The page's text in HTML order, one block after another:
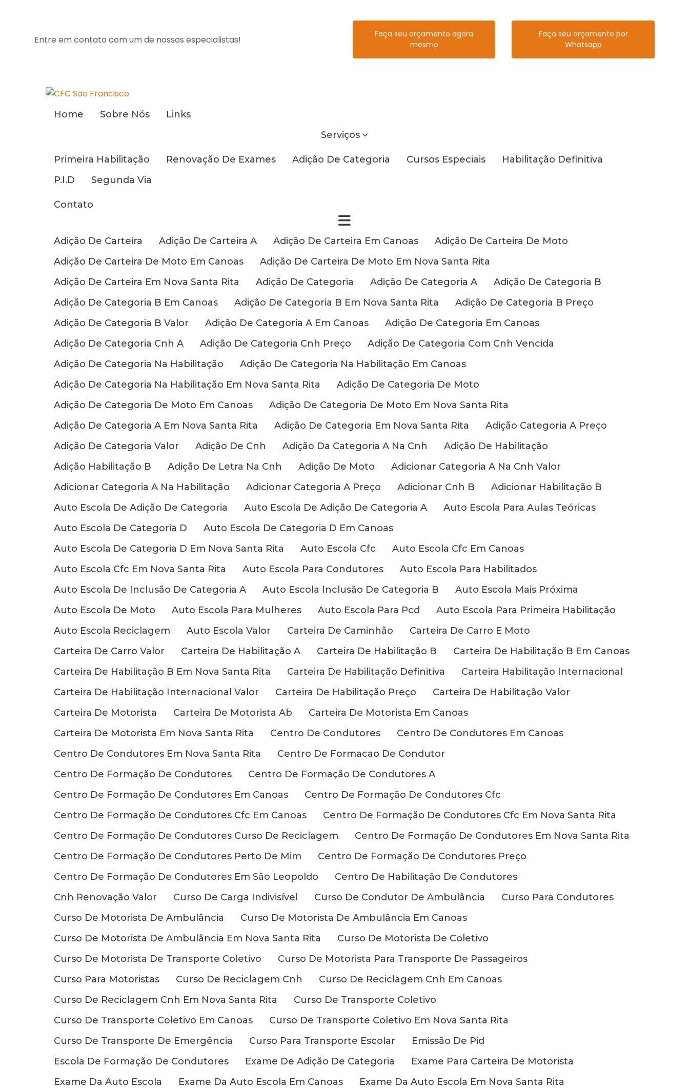
Entre em contato com um de nossos especialistas!
Faça seu orçamento agora
mesmo
Faça seu orçamento por
Whatsapp
Home Sobre Nós
Links
Serviços
Primeira Habilitação Renovação De Exames Adição De Categoria Cursos Especiais
Habilitação Definitiva
P.I.D
Segunda Via
Contato
Adição De Carteira Adição De Carteira A Adição De Carteira Em Canoas
Adição De Carteira De Moto
Adição De Carteira De Moto Em Canoas
Adição De Carteira De Moto Em Nova Santa Rita
Adição De Carteira Em Nova Santa Rita
Adição De Categoria Adição De Categoria A
Adição De Categoria B
Adição De Categoria B Em Canoas
Adição De Categoria B Em Nova Santa Rita
Adição De Categoria B Preço
Adição De Categoria B Valor
Adição De Categoria A Em Canoas
Adição De Categoria Em Canoas
Adição De Categoria Cnh A
Adição De Categoria Cnh Preço
Adição De Categoria Com Cnh Vencida
Adição De Categoria Na Habilitação
Adição De Categoria Na Habilitação Em Canoas
Adição De Categoria Na Habilitação Em Nova Santa Rita
Adição De Categoria De Moto
Adição De Categoria De Moto Em Canoas
Adição De Categoria De Moto Em Nova Santa Rita
Adição De Categoria A Em Nova Santa Rita
Adição De Categoria Em Nova Santa Rita
Adição Categoria A Preço
Adição De Categoria Valor
Adição De Cnh Adição Da Categoria A Na Cnh
Adição De Habilitação
Adição Habilitação B
Adição De Letra Na Cnh Adição De Moto
Adicionar Categoria A Na Cnh Valor
Adicionar Categoria A Na Habilitação
Adicionar Categoria A Preço Adicionar Cnh B
Adicionar Habilitação B
Auto Escola De Adição De Categoria
Auto Escola De Adição De Categoria A
Auto Escola Para Aulas Teóricas
Auto Escola De Categoria D
Auto Escola De Categoria D Em Canoas
Auto Escola De Categoria D Em Nova Santa Rita
Auto Escola Cfc
Auto Escola Cfc Em Canoas
Auto Escola Cfc Em Nova Santa Rita
Auto Escola Para Condutores
Auto Escola Para Habilitados
Auto Escola De Inclusão De Categoria A
Auto Escola Inclusão De Categoria B
Auto Escola Mais Próxima
Auto Escola De Moto
Auto Escola Para Mulheres Auto Escola Para Pcd
Auto Escola Para Primeira Habilitação
Auto Escola Reciclagem
Auto Escola Valor Carteira De Caminhão
Carteira De Carro E Moto
Carteira De Carro Valor
Carteira De Habilitação A Carteira De Habilitação B
Carteira De Habilitação B Em Canoas
Carteira De Habilitação B Em Nova Santa Rita
Carteira De Habilitação Definitiva
Carteira Habilitação Internacional
Carteira De Habilitação Internacional Valor
Carteira De Habilitação Preço
Carteira De Habilitação Valor
Carteira De Motorista
Carteira De Motorista Ab
Carteira De Motorista Em Canoas
Carteira De Motorista Em Nova Santa Rita
Centro De Condutores
Centro De Condutores Em Canoas
Centro De Condutores Em Nova Santa Rita
Centro De Formacao De Condutor
Centro De Formação De Condutores
Centro De Formação De Condutores A
Centro De Formação De Condutores Em Canoas
Centro De Formação De Condutores Cfc
Centro De Formação De Condutores Cfc Em Canoas
Centro De Formação De Condutores Cfc Em Nova Santa Rita
Centro De Formação De Condutores Curso De Reciclagem
Centro De Formação De Condutores Em Nova Santa Rita
Centro De Formação De Condutores Perto De Mim
Centro De Formação De Condutores Preço
Centro De Formação De Condutores Em São Leopoldo
Centro De Habilitação De Condutores
Cnh Renovação Valor
Curso De Carga Indivisível Curso De Condutor De Ambulância
Curso Para Condutores
Curso De Motorista De Ambulância
Curso De Motorista De Ambulância Em Canoas
Curso De Motorista De Ambulância Em Nova Santa Rita
Curso De Motorista De Coletivo
Curso De Motorista De Transporte Coletivo
Curso De Motorista Para Transporte De Passageiros
Curso Para Motoristas
Curso De Reciclagem Cnh
Curso De Reciclagem Cnh Em Canoas
Curso De Reciclagem Cnh Em Nova Santa Rita
Curso De Transporte Coletivo
Curso De Transporte Coletivo Em Canoas
Curso De Transporte Coletivo Em Nova Santa Rita
Curso De Transporte De Emergência
Curso Para Transporte Escolar
Emissão De Pid
Escola De Formação De Condutores
Exame De Adição De Categoria
Exame Para Carteira De Motorista
Exame Da Auto Escola
Exame Da Auto Escola Em Canoas
Exame Da Auto Escola Em Nova Santa Rita